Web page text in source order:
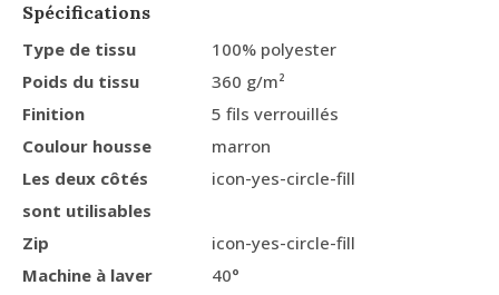
Spécifications
Type de tissu
100% polyester
Poids du tissu
360 g/m²
Finition
5 fils verrouillés
Coulour housse
marron
Les deux côtés
sont utilisables
icon-yes-circle-fill
Zip
icon-yes-circle-fill
Machine à laver
40°